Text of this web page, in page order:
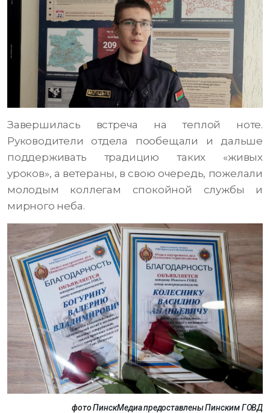
Завершилась встреча на теплой ноте.
Руководители отдела пообещали и дальше
поддерживать традицию таких «живых
уроков», а ветераны, в свою очередь, пожелали
молодым коллегам спокойной службы и
мирного неба.
фото ПинскМедиа предоставлены Пинским ГОВД